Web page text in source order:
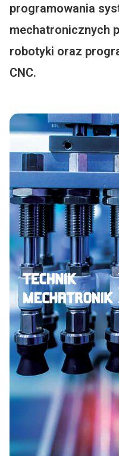
programowania
mechatronicznych
robotyki oraz
CNC.